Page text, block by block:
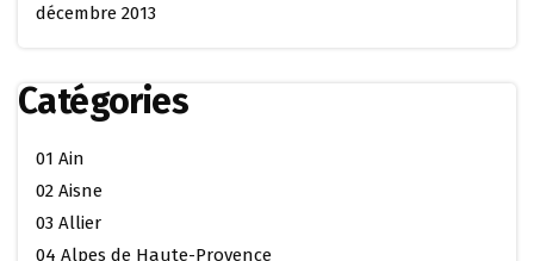
décembre 2013
Catégories
01 Ain
02 Aisne
03 Allier
04 Alpes de Haute-Provence